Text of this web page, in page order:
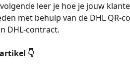
leer je hoe je jouw
met behulp van de DHL QR-
DHL-contract.
👇